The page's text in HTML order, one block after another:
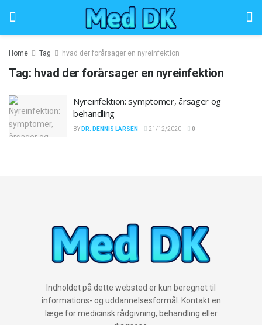
Home Tag hvad der forårsager en nyreinfektion
Tag: hvad der forårsager en nyreinfektion
Nyreinfektion: symptomer, årsager og
behandling
BY DR. DENNIS LARSEN 21/12/2020 0
Indholdet på dette websted er kun beregnet til
informations- og uddannelsesformål. Kontakt en
læge for medicinsk rådgivning, behandling eller